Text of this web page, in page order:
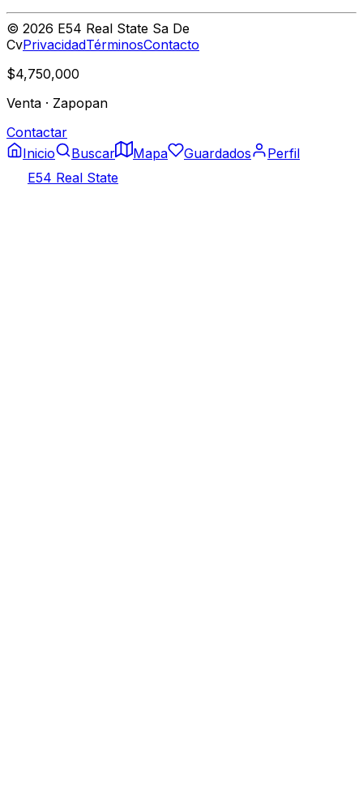
© 2026 E54 Real State Sa De
CvPrivacidadTérminosContacto
$4,750,000
Venta · Zapopan
Contactar
Inicio
Buscar Mapa Guardados
Perfil
E54 Real State